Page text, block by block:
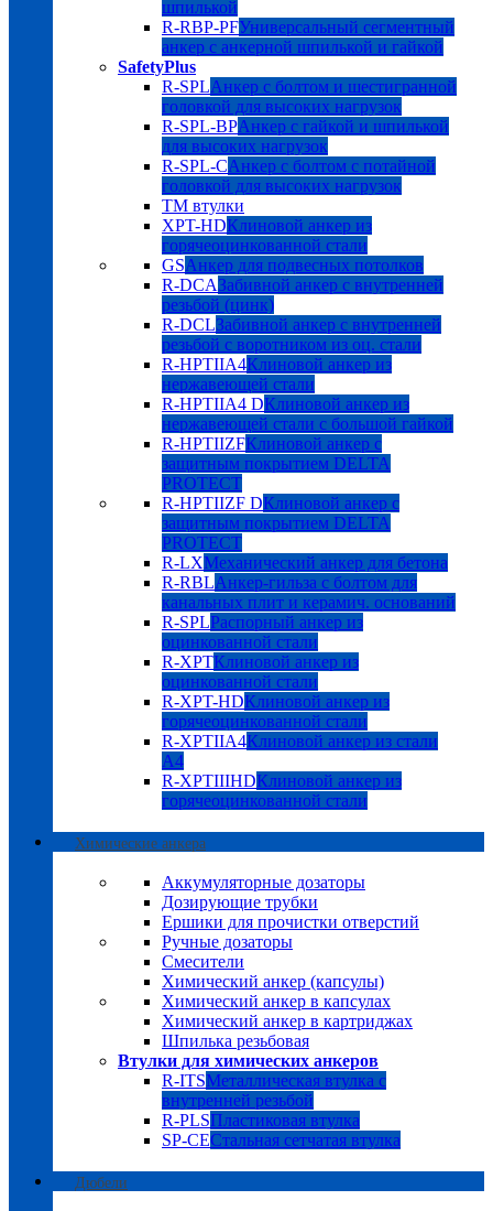
шпилькой
R-RBP-PFУниверсальный сегментный
анкер с анкерной шпилькой и гайкой
SafetyPlus
R-SPLАнкер с болтом и шестигранной
головкой для высоких нагрузок
R-SPL-BPАнкер с гайкой и шпилькой
для высоких нагрузок
R-SPL-CАнкер с болтом с потайной
головкой для высоких нагрузок
TM втулки
XPT-HDКлиновой анкер из
горячеоцинкованной стали
GSАнкер для подвесных потолков
R-DCAЗабивной анкер с внутренней
резьбой (цинк)
R-DCLЗабивной анкер с внутренней
резьбой с воротником из оц. стали
R-HPTIIA4Клиновой анкер из
нержавеющей стали
R-HPTIIA4 DКлиновой анкер из
нержавеющей стали с большой гайкой
R-HPTIIZFКлиновой анкер с
защитным покрытием DELTA
PROTECT
R-HPTIIZF DКлиновой анкер с
защитным покрытием DELTA
PROTECT
R-LXМеханический анкер для бетона
R-RBLАнкер-гильза с болтом для
канальных плит и керамич. оснований
R-SPLРаспорный анкер из
оцинкованной стали
R-XPTКлиновой анкер из
оцинкованной стали
R-XPT-HDКлиновой анкер из
горячеоцинкованной стали
R-XPTIIA4Клиновой анкер из стали
А4
R-XPTIIIHDКлиновой анкер из
горячеоцинкованной стали
Химические анкера
Аккумуляторные дозаторы
Дозирующие трубки
Ершики для прочистки отверстий
Ручные дозаторы
Смесители
Химический анкер (капсулы)
Химический анкер в капсулах
Химический анкер в картриджах
Шпилька резьбовая
Втулки для химических анкеров
R-ITSМеталлическая втулка с
внутренней резьбой
R-PLSПластиковая втулка
SP-CEСтальная сетчатая втулка
Дюбели